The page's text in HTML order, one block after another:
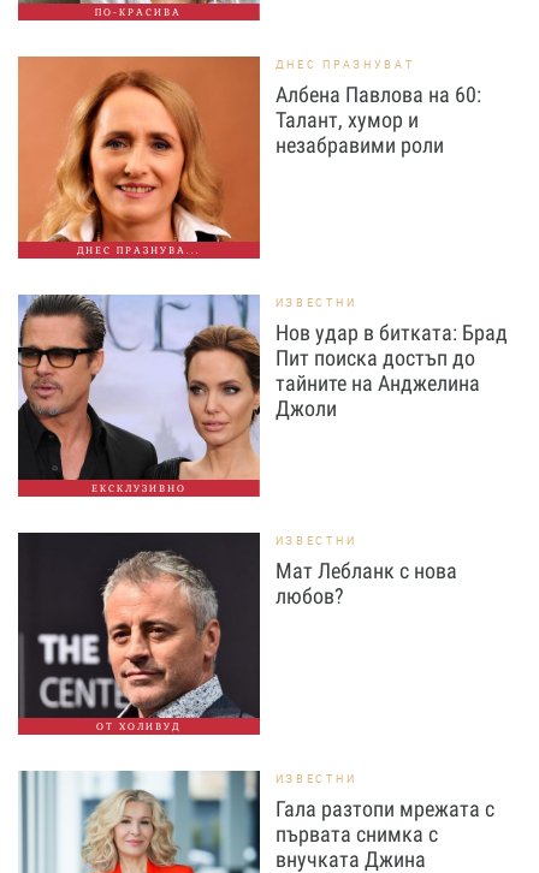
ПО-КРАСИВА
ДНЕС ПРАЗНУВА...
ДНЕС ПРАЗНУВАТ
Албена Павлова на 60:
Талант, хумор и
незабравими роли
ЕКСКЛУЗИВНО
ИЗВЕСТНИ
Нов удар в битката: Брад
Пит поиска достъп до
тайните на Анджелина
Джоли
ОТ ХОЛИВУД
ИЗВЕСТНИ
Мат Лебланк с нова
любов?
ИЗВЕСТНИ
Гала разтопи мрежата с
първата снимка с
внучката Джина